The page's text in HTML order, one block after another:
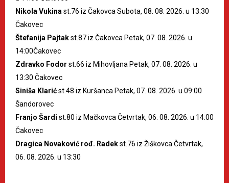
Nikola Vukinast.76 iz Čakovca Subota, 08. 08. 2026. u 13:30
Čakovec
Štefanija Pajtakst.87 iz Čakovca Petak, 07. 08. 2026. u
14:00Čakovec
Zdravko Fodor st.66 iz Mihovljana Petak, 07. 08. 2026. u
13:30 Čakovec
Siniša Klarićst.48 iz Kuršanca Petak, 07. 08. 2026. u 09:00
Šandorovec
Franjo Šardi st.80 iz Mačkovca Četvrtak, 06. 08. 2026. u 14:00
Čakovec
Dragica Novaković rođ. Radekst.76 iz Žiškovca Četvrtak,
06. 08. 2026. u 13:30